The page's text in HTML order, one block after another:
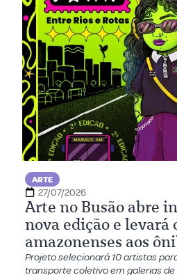
ARTE
27/07/2026
Arte no Busão abre
nova edição e levará
amazonenses aos
Projeto selecionará 10 artistas
transporte coletivo em galerias